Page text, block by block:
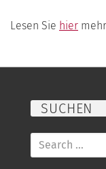
Lesen Sie hier
SUCHEN
Search